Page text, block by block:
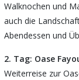
Walknochen und
auch die
Abendessen und
2. Tag: Oase
Weiterreise zur